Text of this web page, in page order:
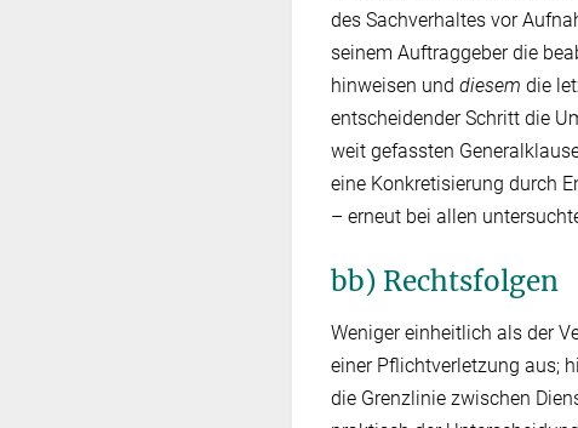
des Sachverhaltes vor
seinem Auftraggeber die
hinweisen und diesem die
entscheidender Schritt die
weit gefassten
eine Konkretisierung durch
– erneut bei allen
bb) Rechtsfolgen
Weniger einheitlich als der
einer Pflichtverletzung aus;
die Grenzlinie zwischen